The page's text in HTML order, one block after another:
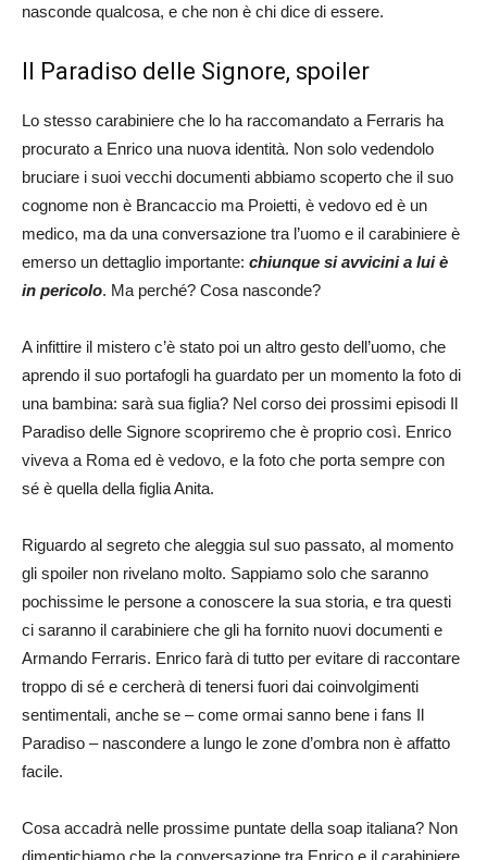
nasconde qualcosa, e che non è chi dice di essere.
Il Paradiso delle Signore, spoiler
Lo stesso carabiniere che lo ha raccomandato a Ferraris ha
procurato a Enrico una nuova identità. Non solo vedendolo
bruciare i suoi vecchi documenti abbiamo scoperto che il suo
cognome non è Brancaccio ma Proietti, è vedovo ed è un
medico, ma da una conversazione tra l’uomo e il carabiniere è
emerso un dettaglio importante: chiunque si avvicini a lui è
in pericolo. Ma perché? Cosa nasconde?
A infittire il mistero c’è stato poi un altro gesto dell’uomo, che
aprendo il suo portafogli ha guardato per un momento la foto di
una bambina: sarà sua figlia? Nel corso dei prossimi episodi Il
Paradiso delle Signore scopriremo che è proprio così. Enrico
viveva a Roma ed è vedovo, e la foto che porta sempre con
sé è quella della figlia Anita.
Riguardo al segreto che aleggia sul suo passato, al momento
gli spoiler non rivelano molto. Sappiamo solo che saranno
pochissime le persone a conoscere la sua storia, e tra questi
ci saranno il carabiniere che gli ha fornito nuovi documenti e
Armando Ferraris. Enrico farà di tutto per evitare di raccontare
troppo di sé e cercherà di tenersi fuori dai coinvolgimenti
sentimentali, anche se – come ormai sanno bene i fans Il
Paradiso – nascondere a lungo le zone d’ombra non è affatto
facile.
Cosa accadrà nelle prossime puntate della soap italiana? Non
dimentichiamo che la conversazione tra Enrico e il carabiniere